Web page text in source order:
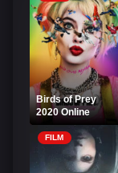
Birds of Prey
2020 Online
Subtitrat HD
FILM